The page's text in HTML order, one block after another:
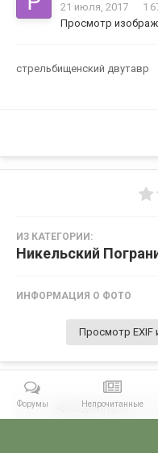
21 июля, 2017
1
Просмотр
стрельбищенский двутавр
ИЗ КАТЕГОРИИ:
Никельский
ИНФОРМАЦИЯ О ФОТО
Просмотр EXIF
Поделиться
Форумы Непрочитанные